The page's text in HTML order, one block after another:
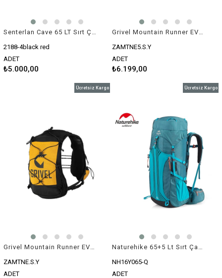
Senterlan Cave 65 LT Sırt Çantası (2188-4)
2188-4black red
ADET
₺5.000,00
Grivel Mountain Runner EVO 5 Koşu Sırt Çantası
ZAMTNE5.S.Y
ADET
₺6.199,00
ZAMTNE.S.Y
ADET
Ücretsiz Kargo
NH16Y065-Q
ADET
Ücretsiz Kargo